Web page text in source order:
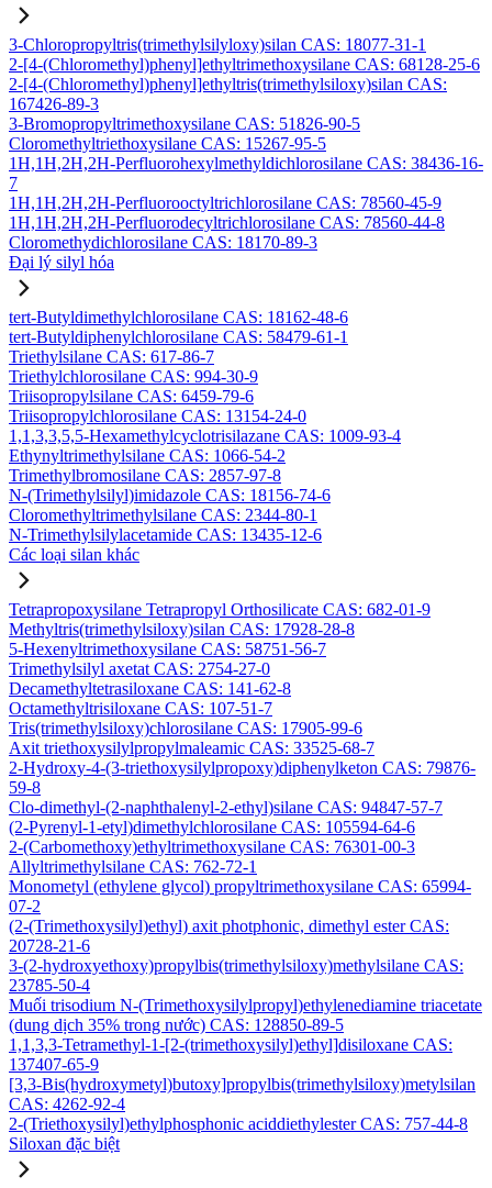
3-Chloropropyltris(trimethylsilyloxy)silan CAS: 18077-31-1
2-[4-(Chloromethyl)phenyl]ethyltrimethoxysilane CAS: 68128-25-6
2-[4-(Chloromethyl)phenyl]ethyltris(trimethylsiloxy)silan CAS:
167426-89-3
3-Bromopropyltrimethoxysilane CAS: 51826-90-5
Cloromethyltriethoxysilane CAS: 15267-95-5
1H,1H,2H,2H-Perfluorohexylmethyldichlorosilane CAS: 38436-16-
7
1H,1H,2H,2H-Perfluorooctyltrichlorosilane CAS: 78560-45-9
1H,1H,2H,2H-Perfluorodecyltrichlorosilane CAS: 78560-44-8
Cloromethydichlorosilane CAS: 18170-89-3
Đại lý silyl hóa
tert-Butyldimethylchlorosilane CAS: 18162-48-6
tert-Butyldiphenylchlorosilane CAS: 58479-61-1
Triethylsilane CAS: 617-86-7
Triethylchlorosilane CAS: 994-30-9
Triisopropylsilane CAS: 6459-79-6
Triisopropylchlorosilane CAS: 13154-24-0
1,1,3,3,5,5-Hexamethylcyclotrisilazane CAS: 1009-93-4
Ethynyltrimethylsilane CAS: 1066-54-2
Trimethylbromosilane CAS: 2857-97-8
N-(Trimethylsilyl)imidazole CAS: 18156-74-6
Cloromethyltrimethylsilane CAS: 2344-80-1
N-Trimethylsilylacetamide CAS: 13435-12-6
Các loại silan khác
Tetrapropoxysilane Tetrapropyl Orthosilicate CAS: 682-01-9
Methyltris(trimethylsiloxy)silan CAS: 17928-28-8
5-Hexenyltrimethoxysilane CAS: 58751-56-7
Trimethylsilyl axetat CAS: 2754-27-0
Decamethyltetrasiloxane CAS: 141-62-8
Octamethyltrisiloxane CAS: 107-51-7
Tris(trimethylsiloxy)chlorosilane CAS: 17905-99-6
Axit triethoxysilylpropylmaleamic CAS: 33525-68-7
2-Hydroxy-4-(3-triethoxysilylpropoxy)diphenylketon CAS: 79876-
59-8
Clo-dimethyl-(2-naphthalenyl-2-ethyl)silane CAS: 94847-57-7
(2-Pyrenyl-1-etyl)dimethylchlorosilane CAS: 105594-64-6
2-(Carbomethoxy)ethyltrimethoxysilane CAS: 76301-00-3
Allyltrimethylsilane CAS: 762-72-1
Monometyl (ethylene glycol) propyltrimethoxysilane CAS: 65994-
07-2
(2-(Trimethoxysilyl)ethyl) axit photphonic, dimethyl ester CAS:
20728-21-6
3-(2-hydroxyethoxy)propylbis(trimethylsiloxy)methylsilane CAS:
23785-50-4
Muối trisodium N-(Trimethoxysilylpropyl)ethylenediamine triacetate
(dung dịch 35% trong nước) CAS: 128850-89-5
1,1,3,3-Tetramethyl-1-[2-(trimethoxysilyl)ethyl]disiloxane CAS:
137407-65-9
[3,3-Bis(hydroxymetyl)butoxy]propylbis(trimethylsiloxy)metylsilan
CAS: 4262-92-4
2-(Triethoxysilyl)ethylphosphonic aciddiethylester CAS: 757-44-8
Siloxan đặc biệt